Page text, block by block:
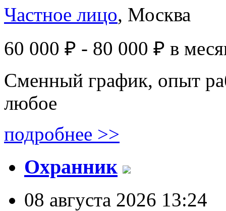
Частное лицо, Москва
60 000 ₽ - 80 000 ₽ в
Сменный график, опыт
любое
подробнее >>
Охранник
08 августа 2026 13:24